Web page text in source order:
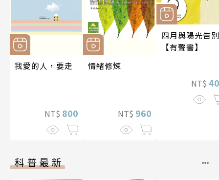
我愛的人，要走
NT$ 800
情緒修煉
NT$ 960
四月與陽光告別
【有聲書】
NT$
科普最新